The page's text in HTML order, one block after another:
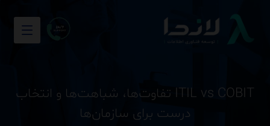
ITIL vs COBIT تفاوت‌ها، شباهت‌ها و انتخاب
درست برای سازمان‌ها